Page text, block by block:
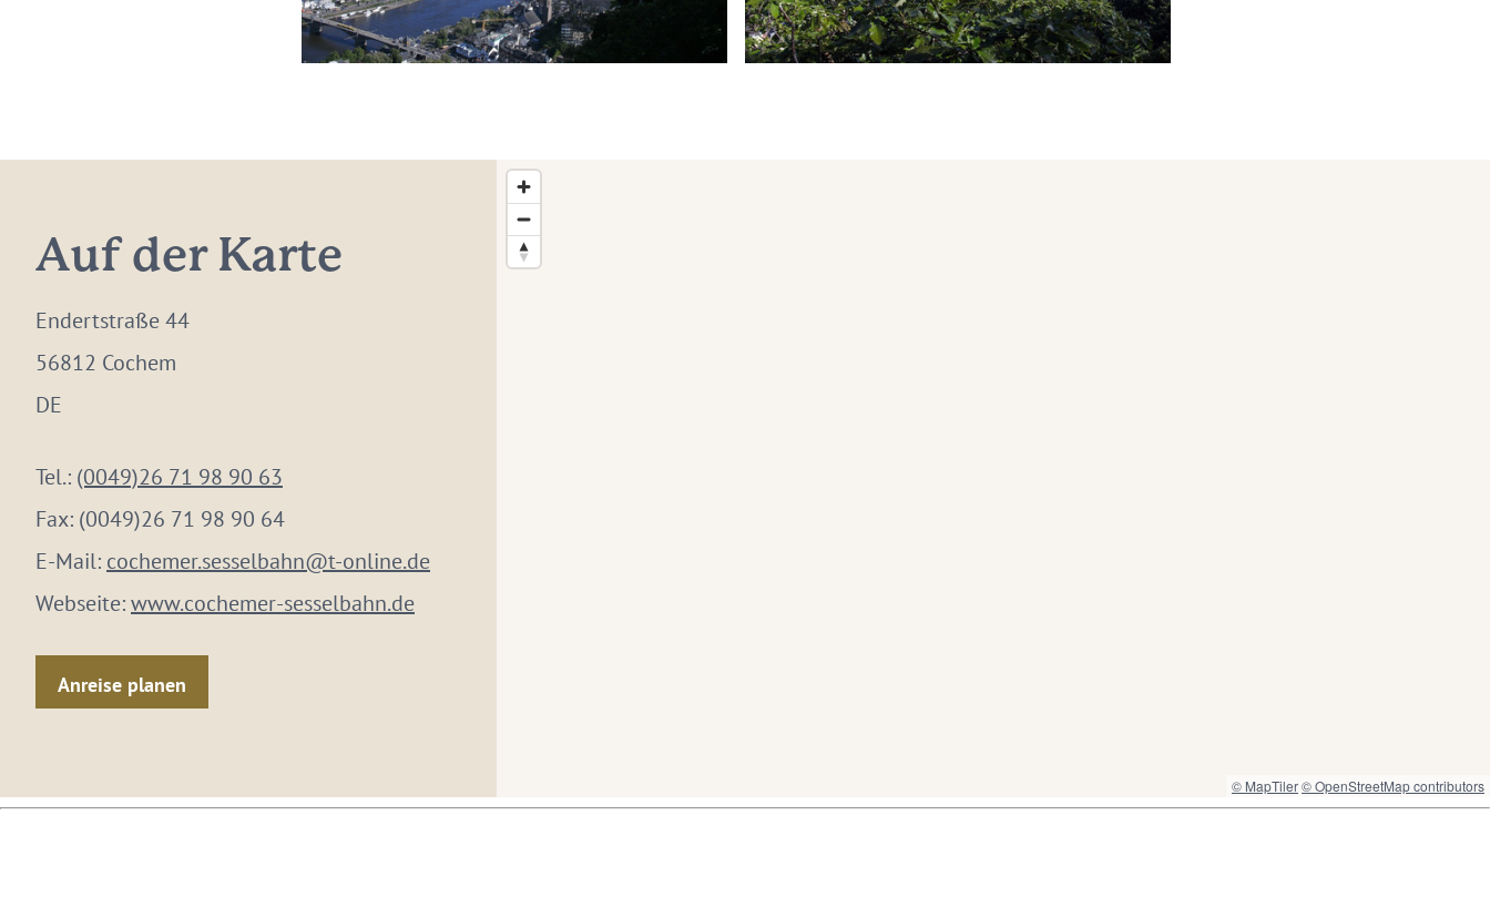
Auf der Karte
Endertstraße 44
56812 Cochem
DE
Tel.: (0049)26 71 98 90 63
Fax: (0049)26 71 98 90 64
E-Mail: cochemer.sesselbahn@t-online.de
Webseite:www.cochemer-sesselbahn.de
Anreise planen
© MapTiler© OpenStreetMap contributors